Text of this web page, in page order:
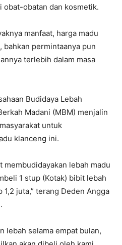
obatan dan kosmetik.
manfaat, harga madu
permintaanya pun
terlebih dalam masa
Budidaya Lebah
Madani (MBM) menjalin
untuk
klanceng ini.
membudidayakan lebah madu
1 stup (Kotak) bibit lebah
juta,” terang Deden Angga
lebah selama empat bulan,